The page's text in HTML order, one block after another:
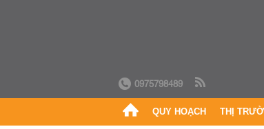
0975798489
QUY HOẠCH THỊ